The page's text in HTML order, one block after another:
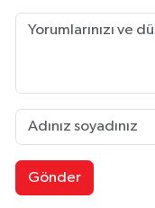
Gönder